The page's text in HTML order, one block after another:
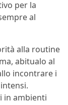
per la
al
alla routine
abitualo al
incontrare i
in ambienti